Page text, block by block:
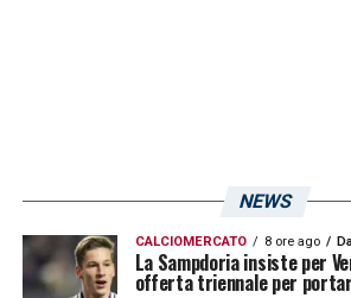
NEWS
CALCIOMERCATO 8 ore ago
La Sampdoria insiste per
offerta triennale per